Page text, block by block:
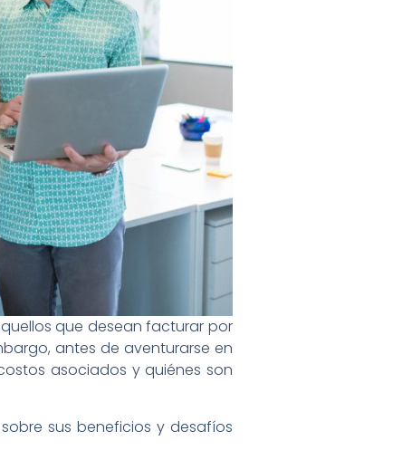
que desean facturar por
antes de aventurarse en
asociados y quiénes son
sus beneficios y desafíos